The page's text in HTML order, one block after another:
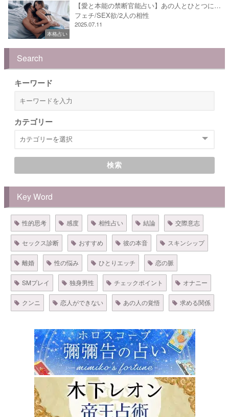
本格占い
【愛と本能の禁断官能占い】あの人とひとつに…
フェチ/SEX欲/2人の相性
2025.07.11
Search
キーワード
カテゴリー
検索
Key Word
性的思考 感度 相性占い 結論 交際意志
セックス診断 おすすめ 彼の本音 スキンシップ
離婚 性の悩み ひとりエッチ 恋の脈
SMプレイ 独身男性 チェックポイント オナニー
クンニ 恋人ができない あの人の覚悟 求める関係